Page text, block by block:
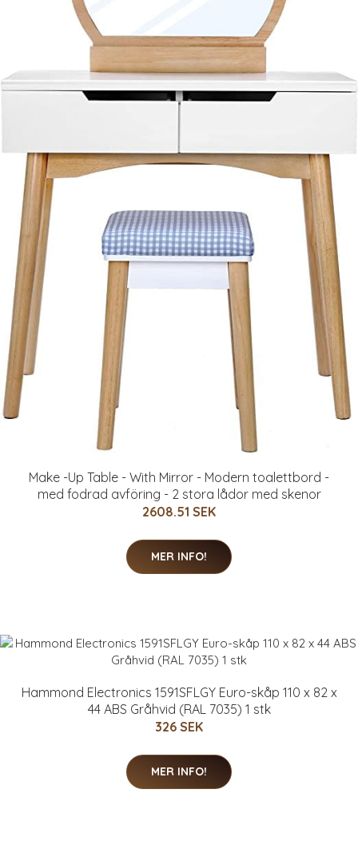
Make -Up Table - With Mirror - Modern toalettbord -
med fodrad avföring - 2 stora lådor med skenor
2608.51 SEK
MER INFO!
Hammond Electronics 1591SFLGY Euro-skåp 110 x 82 x
44 ABS Gråhvid (RAL 7035) 1 stk
326 SEK
MER INFO!